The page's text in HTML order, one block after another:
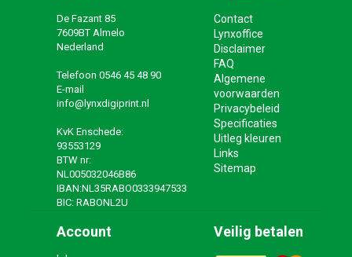
De Fazant 85
7609BT Almelo
Nederland
Telefoon 0546 45 48 90
E-mail
info@lynxdigiprint.nl
KvK Enschede:
93553129
BTW nr:
NL005032046B86
IBAN:NL35RABO0333947533
BIC: RABONL2U
Contact
Lynxoffice
Disclaimer
FAQ
Algemene
voorwaarden
Privacybeleid
Specificaties
Uitleg kleuren
Links
Sitemap
Account Veilig betalen